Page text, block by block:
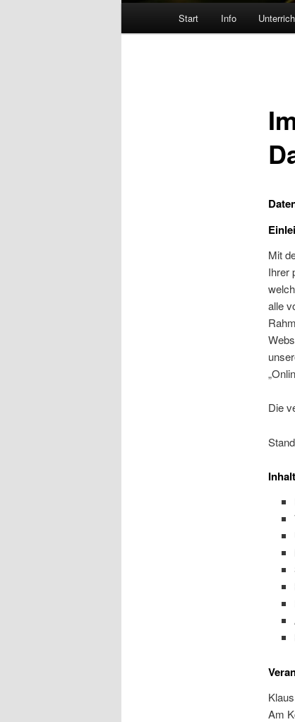
Start Info
Mit
Ihrer
alle
Die
Am